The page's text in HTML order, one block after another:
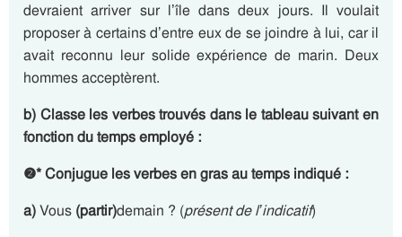
devraient arriver sur l’île dans deux jours. Il voulait
proposer à certains d’entre eux de se joindre à lui, car il
avait reconnu leur solide expérience de marin. Deux
hommes acceptèrent.
b) Classe les verbes trouvés dans le tableau suivant en
fonction du temps employé :
❷*Conjugue les verbes en gras au temps indiqué :
a)Vous (partir)demain ? (présent de l’indicatif)